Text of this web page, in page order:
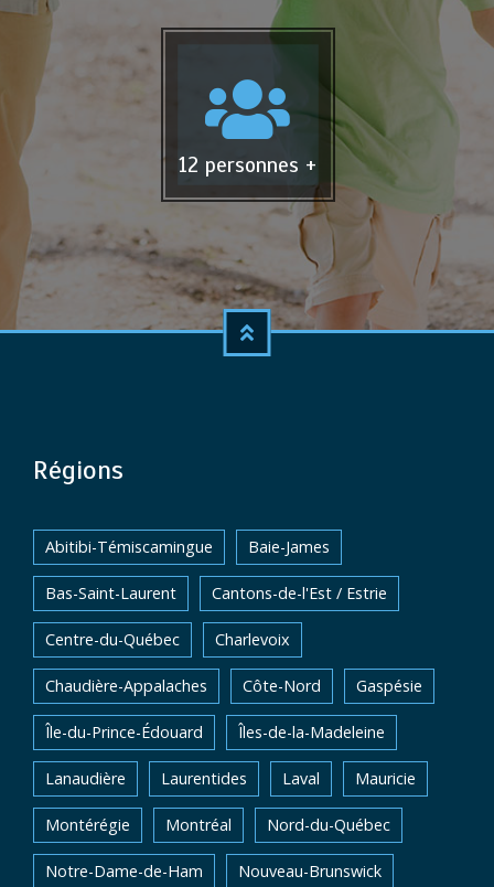
12 personnes +
Régions
Abitibi-Témiscamingue Baie-James
Bas-Saint-Laurent Cantons-de-l'Est / Estrie
Centre-du-Québec Charlevoix
Chaudière-Appalaches Côte-Nord Gaspésie
Île-du-Prince-Édouard Îles-de-la-Madeleine
Lanaudière Laurentides Laval Mauricie
Montérégie Montréal Nord-du-Québec
Notre-Dame-de-Ham Nouveau-Brunswick